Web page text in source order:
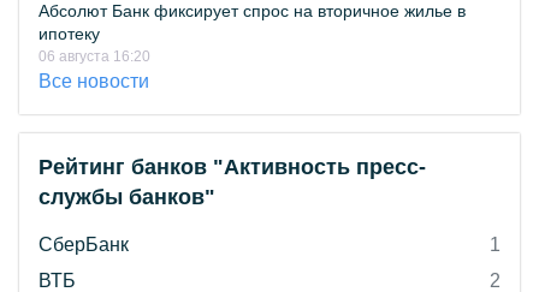
Абсолют Банк фиксирует спрос на вторичное жилье в
ипотеку
06 августа 16:20
Все новости
Рейтинг банков "Активность пресс-
службы банков"
СберБанк
1
ВТБ
2